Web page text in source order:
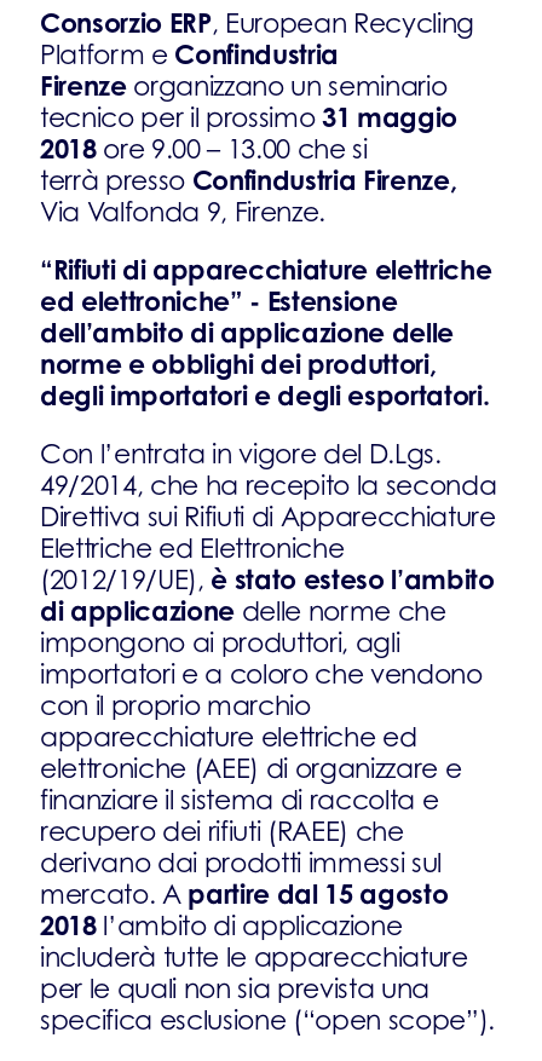
Consorzio ERP, European Recycling
Platform e Confindustria
Firenzeorganizzano un seminario
tecnico per il prossimo31 maggio
2018 ore 9.00 – 13.00 che si
terrà presso Confindustria Firenze,
Via Valfonda 9, Firenze.
“Rifiuti di apparecchiature elettriche
ed elettroniche” - Estensione
dell’ambito di applicazione delle
norme e obblighi dei produttori,
degli importatori e degli esportatori.
Con l’entrata in vigore del D.Lgs.
49/2014, che ha recepito la seconda
Direttiva sui Rifiuti di Apparecchiature
Elettriche ed Elettroniche
(2012/19/UE), è stato esteso l’ambito
di applicazione delle norme che
impongono ai produttori, agli
importatori e a coloro che vendono
con il proprio marchio
apparecchiature elettriche ed
elettroniche (AEE) di organizzare e
finanziare il sistema di raccolta e
recupero dei rifiuti (RAEE) che
derivano dai prodotti immessi sul
mercato. A partire dal 15 agosto
2018l’ambito di applicazione
includerà tutte le apparecchiature
per le quali non sia prevista una
specifica esclusione (“open scope”).